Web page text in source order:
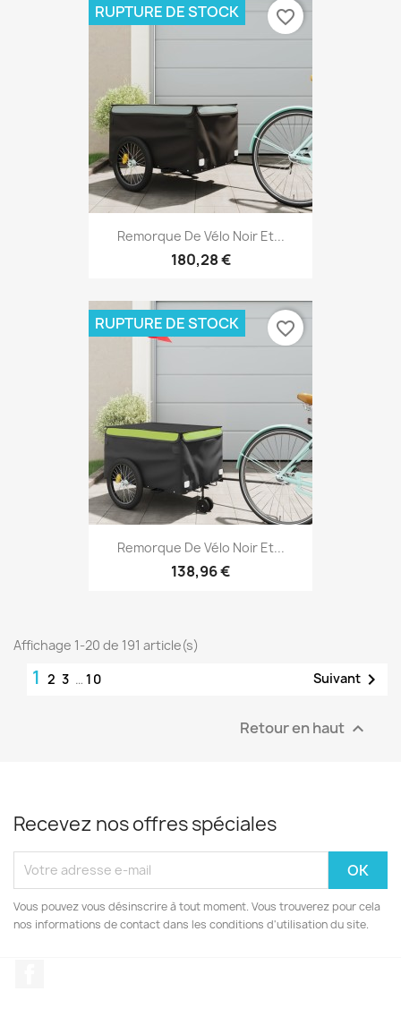
Remorque De Vélo Noir Et...
180,28 €
RUPTURE DE STOCK favorite_border
Remorque De Vélo Noir Et...
138,96 €
RUPTURE DE STOCK favorite_border
Affichage 1-20 de 191 article(s)
1 2 3 … 10 Suivant 
Retour en haut 
Recevez nos offres spéciales
Vous pouvez vous désinscrire à tout moment. Vous trouverez pour cela
nos informations de contact dans les conditions d'utilisation du site.